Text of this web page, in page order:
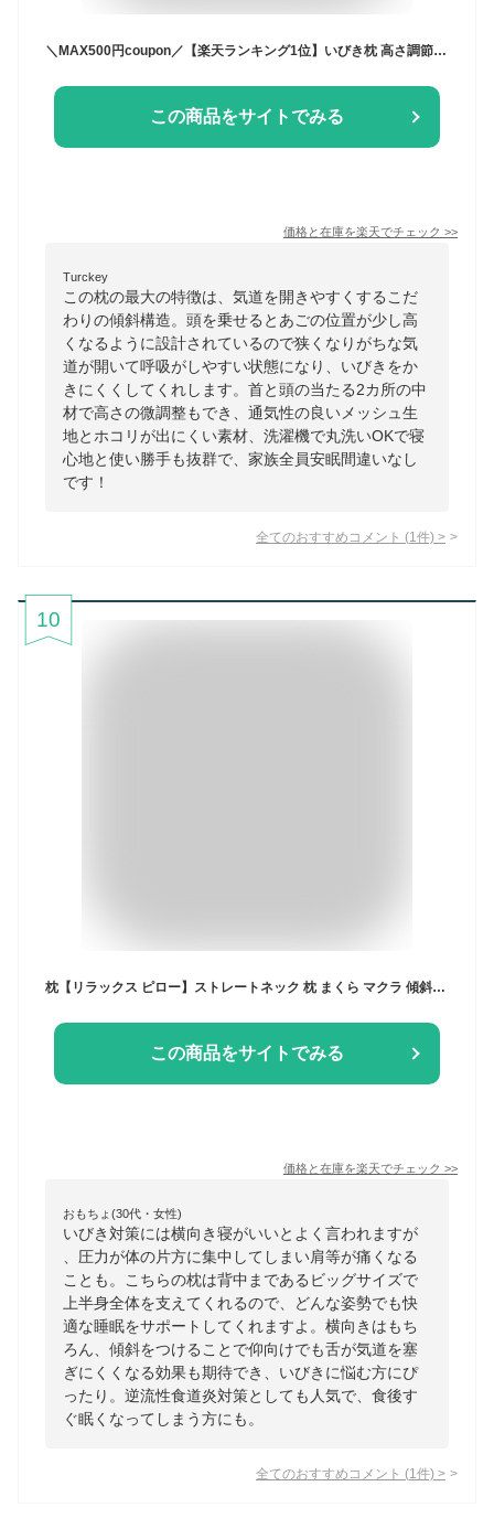
＼MAX500円coupon／【楽天ランキング1位】いびき枕 高さ調節可能 洗濯可能 いびきをかきにくいまくら いびき軽減ピロー 枕 まくら いびき いびき防止 高さ調整 マクラ 高さ調整枕 ピロー 安眠枕 快眠グッズ 快眠枕 枕 肩こり 首こり 約43×63cm 家族円満
この商品をサイトでみる
価格と在庫を楽天でチェック >>
Turckey
この枕の最大の特徴は、気道を開きやすくするこだ
わりの傾斜構造。頭を乗せるとあごの位置が少し高
くなるように設計されているので狭くなりがちな気
道が開いて呼吸がしやすい状態になり、いびきをか
きにくくしてくれします。首と頭の当たる2カ所の中
材で高さの微調整もでき、通気性の良いメッシュ生
地とホコリが出にくい素材、洗濯機で丸洗いOKで寝
心地と使い勝手も抜群で、家族全員安眠間違いなし
です！
全てのおすすめコメント (1 件) >
10
枕【リラックス ピロー】ストレートネック 枕 まくら マクラ 傾斜枕 いびき解消 いびき改善 いびき防止 いびき予防 高さ調整 低反発 肩 頸椎 痛み 首痛 安眠枕 快眠枕 背中まで 上半身 仰向け 斜め 傾斜のある枕 大きい 母の日 ギフト 男女 敬老の日
この商品をサイトでみる
価格と在庫を楽天でチェック >>
おもちょ(30代・女性)
いびき対策には横向き寝がいいとよく言われますが
、圧力が体の片方に集中してしまい肩等が痛くなる
ことも。こちらの枕は背中まであるビッグサイズで
上半身全体を支えてくれるので、どんな姿勢でも快
適な睡眠をサポートしてくれますよ。横向きはもち
ろん、傾斜をつけることで仰向けでも舌が気道を塞
ぎにくくなる効果も期待でき、いびきに悩む方にぴ
ったり。逆流性食道炎対策としても人気で、食後す
ぐ眠くなってしまう方にも。
全てのおすすめコメント (1 件) >